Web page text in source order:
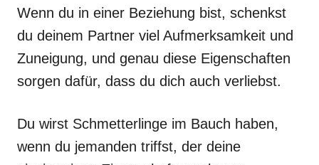
Wenn du in einer Beziehung bist, schenkst
du deinem Partner viel Aufmerksamkeit und
Zuneigung, und genau diese Eigenschaften
sorgen dafür, dass du dich auch verliebst.
Du wirst Schmetterlinge im Bauch haben,
wenn du jemanden triffst, der deine